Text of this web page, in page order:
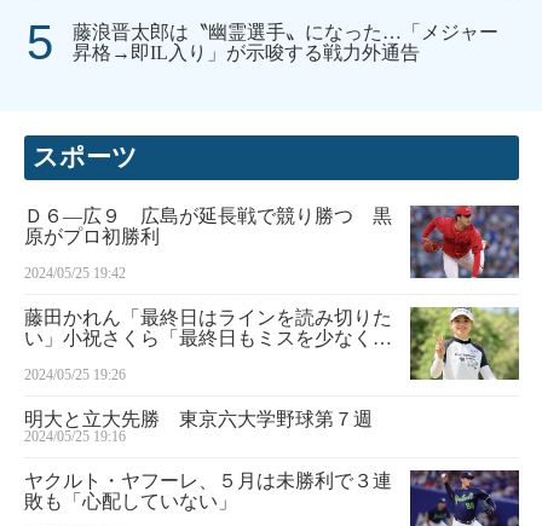
藤浪晋太郎は〝幽霊選手〟になった…「メジャー
昇格→即IL入り」が示唆する戦力外通告
スポーツ
Ｄ６―広９ 広島が延長戦で競り勝つ 黒
原がプロ初勝利
2024/05/25 19:42
藤田かれん「最終日はラインを読み切りた
い」小祝さくら「最終日もミスを少なくし
2024/05/25 19:26
明大と立大先勝 東京六大学野球第７週
2024/05/25 19:16
ヤクルト・ヤフーレ、５月は未勝利で３連
敗も「心配していない」